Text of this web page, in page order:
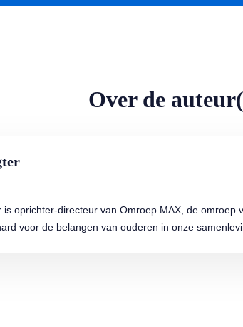
Over de
is oprichter-directeur van Omroep MAX, de omroep
voor de belangen van ouderen in onze